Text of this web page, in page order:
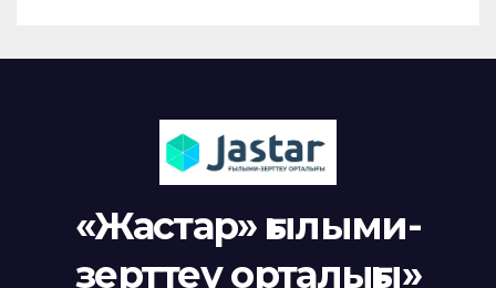
«Жастар» ғылыми-
зерттеу орталығы»